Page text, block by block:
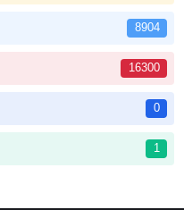
8904
16300
0
1